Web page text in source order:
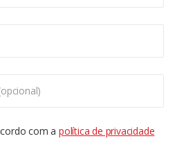
com apolítica de privacidade
mais